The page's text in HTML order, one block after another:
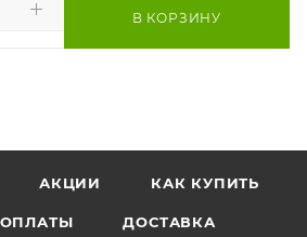
В КОРЗИНУ
АКЦИИ КАК КУПИТЬ
ДОСТАВКА